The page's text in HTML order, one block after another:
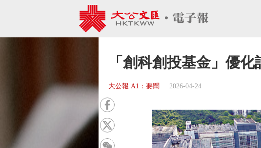
「創科創投基金」優
大公報 A1：要聞 2026-04-24